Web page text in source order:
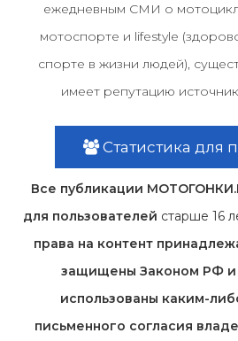
ежедневным СМИ о
мотоспорте и lifestyle
спорте в жизни людей),
имеет репутацию
Статистика для
Все публикации
для пользователей старше 16
права на контент
защищены Законом РФ и
использованы каким-
письменного согласия